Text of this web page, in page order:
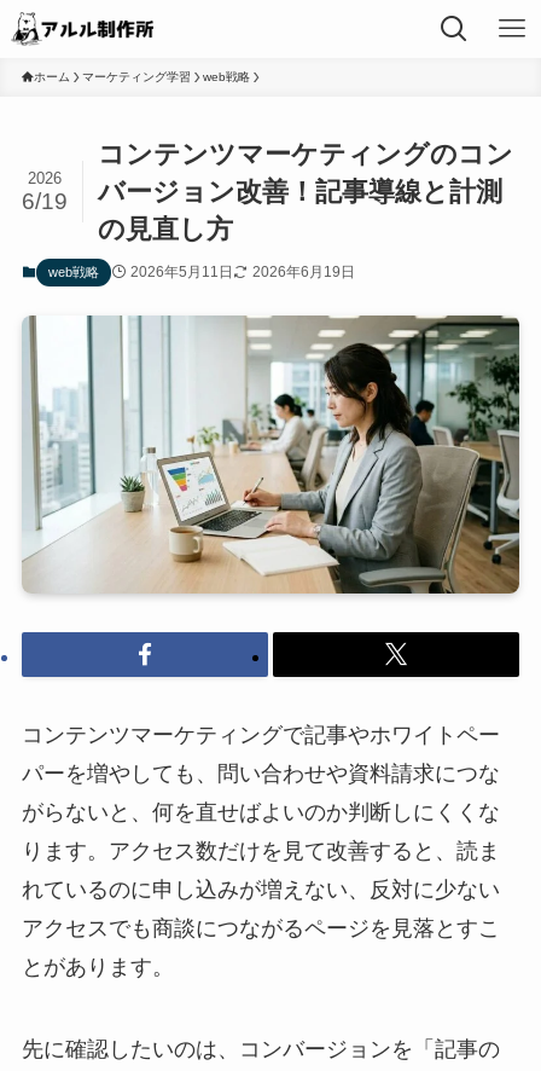
ホーム マーケティング学習 web戦略
コンテンツマーケティングのコン
バージョン改善！記事導線と計測
の見直し方
2026
6/19
web戦略 2026年5月11日 2026年6月19日
コンテンツマーケティングで記事やホワイトペー
パーを増やしても、問い合わせや資料請求につな
がらないと、何を直せばよいのか判断しにくくな
ります。アクセス数だけを見て改善すると、読ま
れているのに申し込みが増えない、反対に少ない
アクセスでも商談につながるページを見落とすこ
とがあります。
先に確認したいのは、コンバージョンを「記事の